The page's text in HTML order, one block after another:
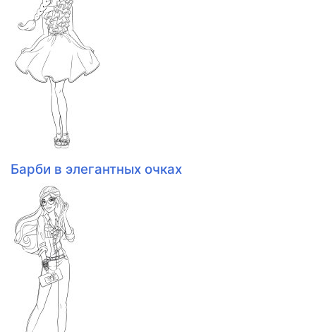
Барби в элегантных очках